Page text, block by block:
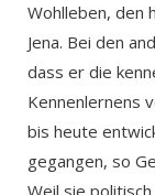
Wohlleben, den
Jena. Bei den
dass er die
Kennenlernens
bis heute
gegangen, so
Weil sie